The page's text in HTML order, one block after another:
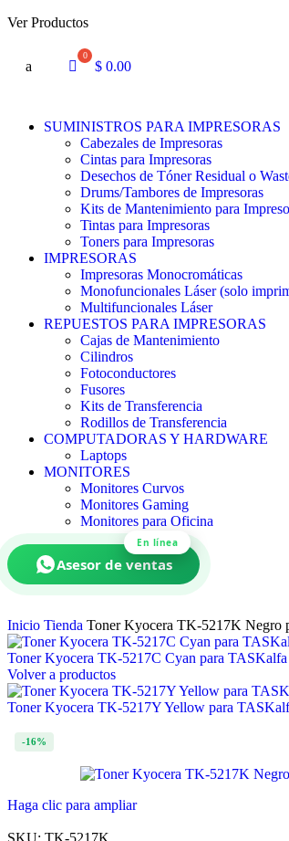
Ver Productos
a $ 0.00
SUMINISTROS PARA IMPRESORAS
Cabezales de Impresoras
Cintas para Impresoras
Desechos de Tóner Residual o
Drums/Tambores de Impresoras
Kits de Mantenimiento para
Tintas para Impresoras
Toners para Impresoras
IMPRESORAS
Impresoras Monocromáticas
Monofuncionales Láser (solo
Multifuncionales Láser
REPUESTOS PARA IMPRESORAS
Cajas de Mantenimiento
Cilindros
Fotoconductores
Fusores
Kits de Transferencia
Rodillos de Transferencia
COMPUTADORAS Y HARDWARE
Laptops
MONITORES
Monitores Curvos
Monitores Gaming
Monitores para Oficina
En línea
Asesor de ventas
Inicio Tienda Toner Kyocera TK-5217K Negro
Toner Kyocera TK-5217C Cyan para
Volver a productos
Toner Kyocera TK-5217Y Yellow para
-16%
Haga clic para ampliar
SKU: TK-5217K